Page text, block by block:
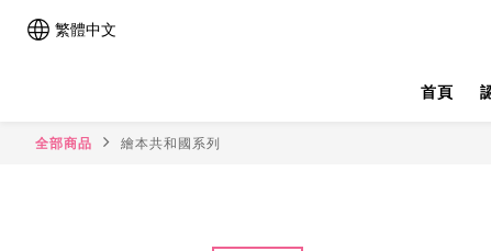
繁體中文
首頁
全部商品 繪本共和國系列